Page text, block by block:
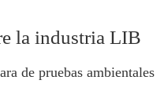
la industria LIB
de pruebas ambientales